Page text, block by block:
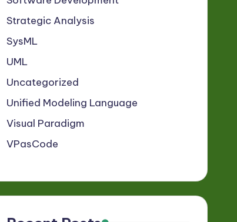
Strategic Analysis
SysML
UML
Uncategorized
Unified Modeling Language
Visual Paradigm
VPasCode